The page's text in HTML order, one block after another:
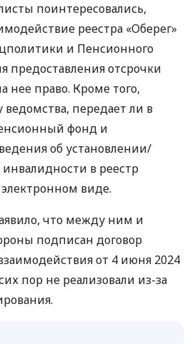
поинтересовались,
реестра «Оберег»
и Пенсионного
предоставления отсрочки
право. Кроме того,
ведомства, передает ли в
фонд и
об установлении/
в реестр
виде.
что между ним и
подписан договор
от 4 июня 2024
пор не реализовали из-за